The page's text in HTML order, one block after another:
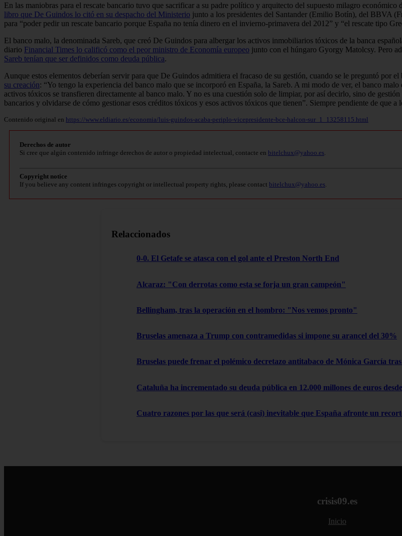
En las maniobras para el rescate bancario tuvo que sacrificar a su padre político y arquitecto del supuesto milagro
libro que De Guindos lo citó en su despacho del Ministerio junto a los presidentes del Santander (Emilio Botín), del BBVA
para “poder pedir un rescate bancario porque España no tenía dinero en el invierno-primavera del 2012” y “el rescate tipo
El banco malo, la denominada Sareb, que creó De Guindos para albergar los activos inmobiliarios tóxicos de la banca
diario Financial Times lo calificó como el peor ministro de Economía europeo junto con el húngaro Gyorgy Matolcsy. Pero
Sareb tenían que ser definidos como deuda pública.
Aunque estos elementos deberían servir para que De Guindos admitiera el fracaso de su gestión, cuando se le preguntó por
su creación: “Yo tengo la experiencia del banco malo que se incorporó en España, la Sareb. A mi modo de ver, el banco
activos tóxicos se transfieren directamente al banco malo. Y no es una cuestión solo de limpiar, por así decirlo, sino de
bancarios y olvidarse de cómo gestionar esos créditos tóxicos y esos activos tóxicos que tienen”. Siempre pendiente de que a
Contenido original en https://www.eldiario.es/economia/luis-guindos-acaba-periplo-vicepresidente-bce-halcon-sur_1_13258115.html
Derechos de autor
Si cree que algún contenido infringe derechos de autor o propiedad intelectual, contacte en bitelchux@yahoo.es
Copyright notice
If you believe any content infringes copyright or intellectual property rights, please contact bitelchux@yahoo.es
Relaccionados
0-0. El Getafe se atasca con el gol ante el Preston North End
Alcaraz: "Con derrotas como esta se forja un gran campeón"
Bellingham, tras la operación en el hombro: "Nos vemos pronto"
Bruselas amenaza a Trump con contramedidas si impone su arancel del 30%
Bruselas puede frenar el polémico decretazo antitabaco de Mónica García
Cataluña ha incrementado su deuda pública en 12.000 millones de euros
Cuatro razones por las que será (casi) inevitable que España afronte un
crisis09.es
Inicio